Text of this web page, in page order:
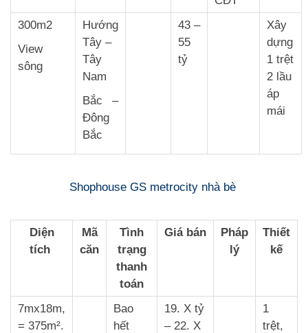
300m2
View
sông
Hướng
Tây –
Tây
Nam
Bắc –
Đông
Bắc
43 –
55
tỷ
Xây
dựng
1 trệt
2 lầu
áp
mái
Shophouse GS metrocity nhà bè
Diện
tích
Mã
căn
Tình
trạng
thanh
toán
Giá bán
Pháp
lý
Thiết
kế
7mx18m,
= 375m².
Bao
hết
19. X tỷ
– 22. X
1
trệt,